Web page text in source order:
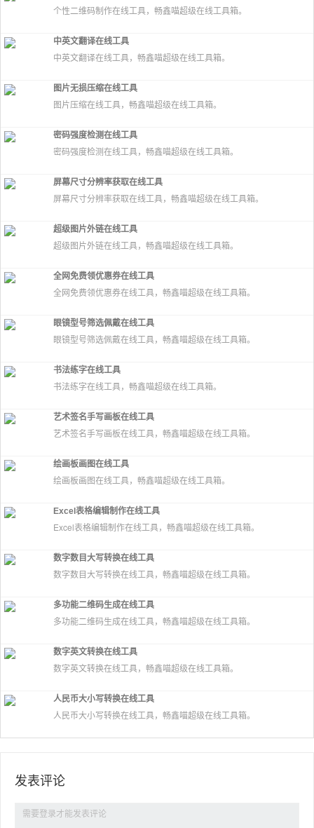
个性二维码制作在线工具，畅鑫喵超级在线工具箱。
中英文翻译在线工具
中英文翻译在线工具，畅鑫喵超级在线工具箱。
图片无损压缩在线工具
图片压缩在线工具，畅鑫喵超级在线工具箱。
密码强度检测在线工具
密码强度检测在线工具，畅鑫喵超级在线工具箱。
屏幕尺寸分辨率获取在线工具
屏幕尺寸分辨率获取在线工具，畅鑫喵超级在线工具箱。
超级图片外链在线工具
超级图片外链在线工具，畅鑫喵超级在线工具箱。
全网免费领优惠券在线工具
全网免费领优惠券在线工具，畅鑫喵超级在线工具箱。
眼镜型号筛选佩戴在线工具
眼镜型号筛选佩戴在线工具，畅鑫喵超级在线工具箱。
书法练字在线工具
书法练字在线工具，畅鑫喵超级在线工具箱。
艺术签名手写画板在线工具
艺术签名手写画板在线工具，畅鑫喵超级在线工具箱。
绘画板画图在线工具
绘画板画图在线工具，畅鑫喵超级在线工具箱。
Excel表格编辑制作在线工具
Excel表格编辑制作在线工具，畅鑫喵超级在线工具箱。
数字数目大写转换在线工具
数字数目大写转换在线工具，畅鑫喵超级在线工具箱。
多功能二维码生成在线工具
多功能二维码生成在线工具，畅鑫喵超级在线工具箱。
数字英文转换在线工具
数字英文转换在线工具，畅鑫喵超级在线工具箱。
人民币大小写转换在线工具
人民币大小写转换在线工具，畅鑫喵超级在线工具箱。
发表评论